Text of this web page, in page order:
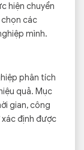
hiện chuyển
các
mình.
phân tích
quả. Mục
gian, công
xác định được